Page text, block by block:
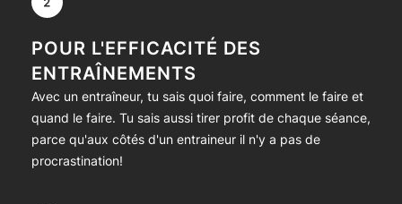
POUR L'EFFICACITÉ DES
ENTRAÎNEMENTS
Avec un entraîneur, tu sais quoi faire, comment le faire et
quand le faire. Tu sais aussi tirer profit de chaque séance,
parce qu'aux côtés d'un entraineur il n'y a pas de
procrastination!